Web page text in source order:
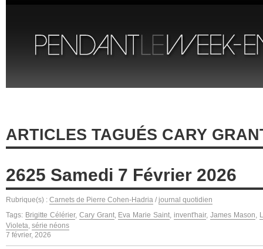
ARTICLES TAGUÉS CARY
2625 Samedi 7 Février 2026
Rubrique(s) : Carnets de Pierre Cohen-Hadria / journal quotidien
Tags: Brigitte Célérier, Cary Grant, Eva Marie Saint, invent'hair, James Mason,
Violeta, série néons
7 février, 2026